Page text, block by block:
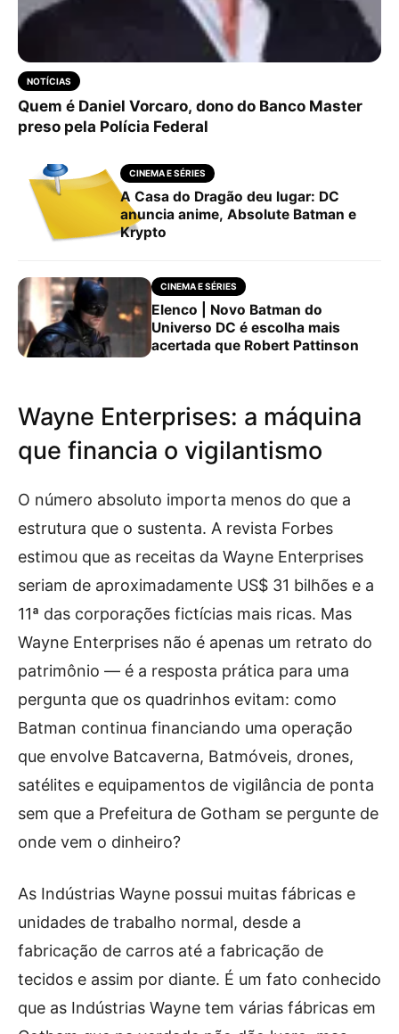
NOTÍCIAS
Quem é Daniel Vorcaro, dono do Banco Master
preso pela Polícia Federal
CINEMA E SÉRIES
A Casa do Dragão deu lugar: DC
anuncia anime, Absolute Batman e
Krypto
CINEMA E SÉRIES
Elenco | Novo Batman do
Universo DC é escolha mais
acertada que Robert Pattinson
Wayne Enterprises: a máquina
que financia o vigilantismo
O número absoluto importa menos do que a
estrutura que o sustenta. A revista Forbes
estimou que as receitas da Wayne Enterprises
seriam de aproximadamente US$ 31 bilhões e a
11ª das corporações fictícias mais ricas. Mas
Wayne Enterprises não é apenas um retrato do
patrimônio — é a resposta prática para uma
pergunta que os quadrinhos evitam: como
Batman continua financiando uma operação
que envolve Batcaverna, Batmóveis, drones,
satélites e equipamentos de vigilância de ponta
sem que a Prefeitura de Gotham se pergunte de
onde vem o dinheiro?
As Indústrias Wayne possui muitas fábricas e
unidades de trabalho normal, desde a
fabricação de carros até a fabricação de
tecidos e assim por diante. É um fato conhecido
que as Indústrias Wayne tem várias fábricas em